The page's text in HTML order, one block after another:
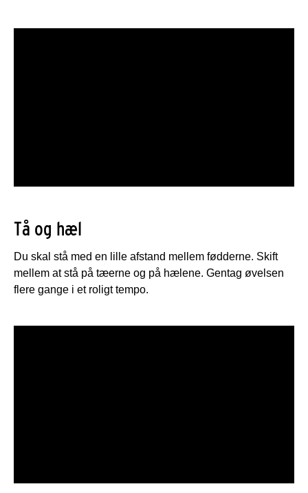
Tå og hæl
Du skal stå med en lille afstand mellem fødderne. Skift
mellem at stå på tæerne og på hælene. Gentag øvelsen
flere gange i et roligt tempo.